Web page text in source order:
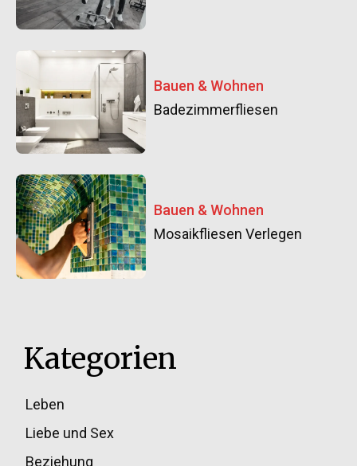
Bauen & Wohnen
Badezimmerfliesen
Bauen & Wohnen
Mosaikfliesen Verlegen
Kategorien
Leben
Liebe und Sex
Beziehung